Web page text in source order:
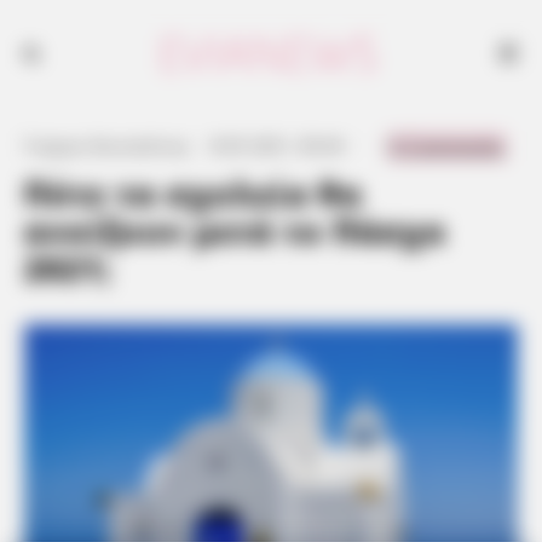
Πότε τα σχολεία θα
ανοίξουν μετά το Πάσχα
2021;